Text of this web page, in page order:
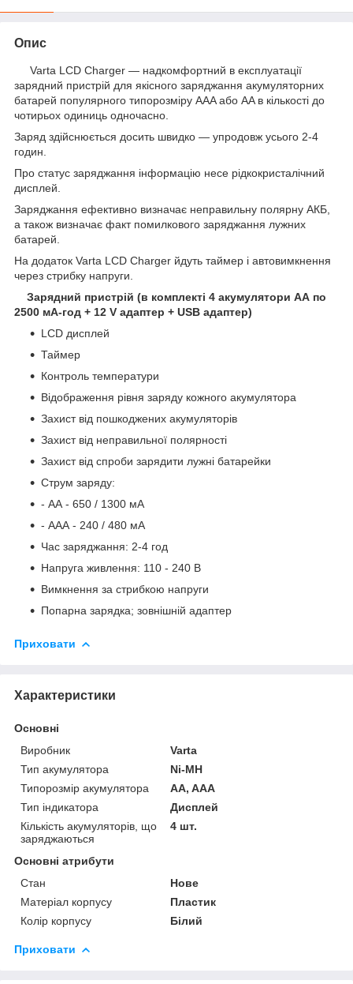
Опис
Varta LCD Charger — надкомфортний в експлуатації
зарядний пристрій для якісного заряджання акумуляторних
батарей популярного типорозміру AAA або AA в кількості до
чотирьох одиниць одночасно.
Заряд здійснюється досить швидко — упродовж усього 2-4
годин.
Про статус заряджання інформацію несе рідкокристалічний
дисплей.
Заряджання ефективно визначає неправильну полярну АКБ,
а також визначає факт помилкового заряджання лужних
батарей.
На додаток Varta LCD Charger йдуть таймер і автовимкнення
через стрибку напруги.
Зарядний пристрій (в комплекті 4 акумулятори АА по
2500 мА-год + 12 V адаптер + USB адаптер)
LCD дисплей
Таймер
Контроль температури
Відображення рівня заряду кожного акумулятора
Захист від пошкоджених акумуляторів
Захист від неправильної полярності
Захист від спроби зарядити лужні батарейки
Струм заряду:
- АА - 650 / 1300 мА
- ААА - 240 / 480 мА
Час заряджання: 2-4 год
Напруга живлення: 110 - 240 В
Вимкнення за стрибкою напруги
Попарна зарядка; зовнішній адаптер
Приховати
Характеристики
Основні
Виробник
Varta
Тип акумулятора
Ni-MH
Типорозмір акумулятора
AA, AAA
Тип індикатора
Дисплей
Кількість акумуляторів, що
заряджаються
4 шт.
Основні атрибути
Стан
Нове
Матеріал корпусу
Пластик
Колір корпусу
Білий
Приховати